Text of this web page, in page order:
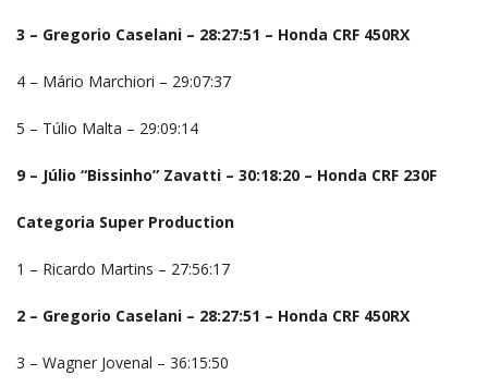
3 – Gregorio Caselani – 28:27:51 – Honda CRF 450RX
4 – Mário Marchiori – 29:07:37
5 – Túlio Malta – 29:09:14
9 – Júlio “Bissinho” Zavatti – 30:18:20 – Honda CRF 230F
Categoria Super Production
1 – Ricardo Martins – 27:56:17
2 – Gregorio Caselani – 28:27:51 – Honda CRF 450RX
3 – Wagner Jovenal – 36:15:50